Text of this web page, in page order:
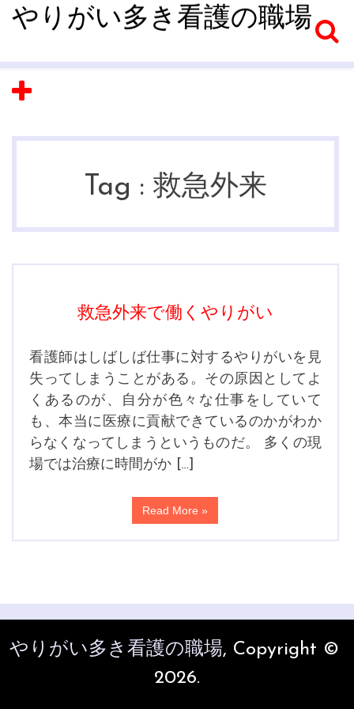
やりがい多き看護の職場
Tag : 救急外来
救急外来で働くやりがい
看護師はしばしば仕事に対するやりがいを見
失ってしまうことがある。その原因としてよ
くあるのが、自分が色々な仕事をしていて
も、本当に医療に貢献できているのかがわか
らなくなってしまうというものだ。 多くの現
場では治療に時間がか […]
Read More »
やりがい多き看護の職場, Copyright ©
2026.